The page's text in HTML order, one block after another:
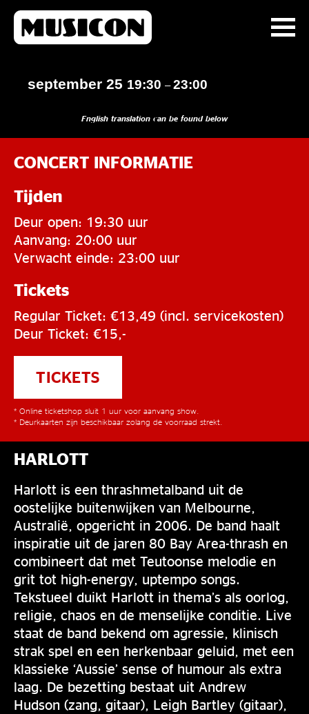
september 25 19:30 –23:00
English translation can be found below
CONCERT INFORMATIE
Tijden
Deur open: 19:30 uur
Aanvang: 20:00 uur
Verwacht einde: 23:00 uur
Tickets
Regular Ticket: €13,49 (incl. servicekosten)
Deur Ticket: €15,-
TICKETS
* Online ticketshop sluit 1 uur voor aanvang show.
* Deurkaarten zijn beschikbaar zolang de voorraad strekt.
HARLOTT
Harlott is een thrashmetalband uit de
oostelijke buitenwijken van Melbourne,
Australië, opgericht in 2006. De band haalt
inspiratie uit de jaren 80 Bay Area-thrash en
combineert dat met Teutoonse melodie en
grit tot high-energy, uptempo songs.
Tekstueel duikt Harlott in thema’s als oorlog,
religie, chaos en de menselijke conditie. Live
staat de band bekend om agressie, klinisch
strak spel en een herkenbaar geluid, met een
klassieke ‘Aussie’ sense of humour als extra
laag. De bezetting bestaat uit Andrew
Hudson (zang, gitaar), Leigh Bartley (gitaar),